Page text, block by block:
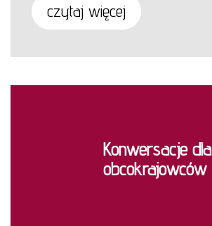
czytaj więcej
Konwersacje dla
obcokrajowców